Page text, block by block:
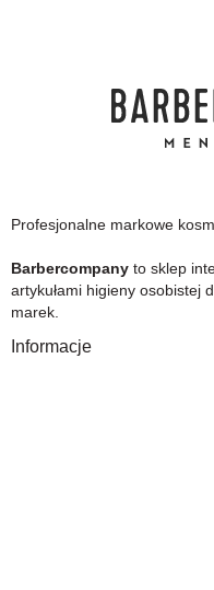
Profesjonalne markowe
Barbercompany to sklep
artykułami higieny osobistej
marek.
Informacje